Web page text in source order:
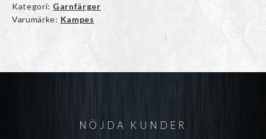
Kategori: Garnfärger
Varumärke: Kampes
NÖJDA KUNDER